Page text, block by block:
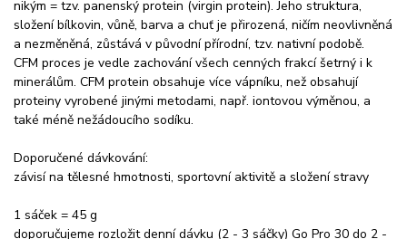
nikým = tzv. panenský protein (virgin protein). Jeho struktura,
složení bílkovin, vůně, barva a chuť je přirozená, ničím neovlivněná
a nezměněná, zůstává v původní přírodní, tzv. nativní podobě.
CFM proces je vedle zachování všech cenných frakcí šetrný i k
minerálům. CFM protein obsahuje více vápníku, než obsahují
proteiny vyrobené jinými metodami, např. iontovou výměnou, a
také méně nežádoucího sodíku.
Doporučené dávkování:
závisí na tělesné hmotnosti, sportovní aktivitě a složení stravy
1 sáček = 45 g
doporučujeme rozložit denní dávku (2 - 3 sáčky) Go Pro 30 do 2 -